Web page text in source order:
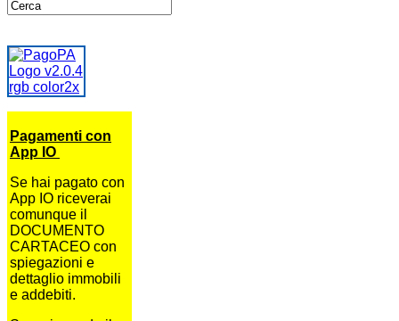
Pagamenti con
App IO
Se hai pagato con
App IO riceverai
comunque il
DOCUMENTO
CARTACEO con
spiegazioni e
dettaglio immobili
e addebiti.